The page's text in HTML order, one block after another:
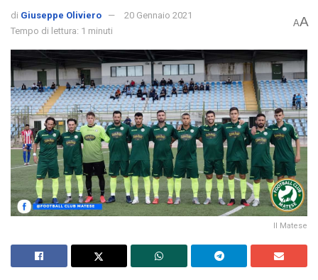
di Giuseppe Oliviero
20 Gennaio 2021
Tempo di lettura: 1 minuti
AA
Il Matese